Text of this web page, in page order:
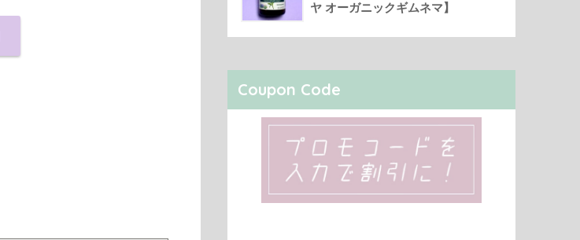
ヤ オーガニックギムネマ】
Coupon Code